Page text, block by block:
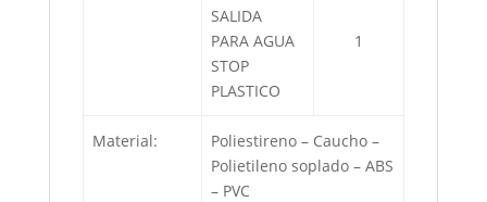
SALIDA
PARA AGUA
STOP
PLASTICO
1
Material:
Poliestireno – Caucho –
Polietileno soplado – ABS
– PVC